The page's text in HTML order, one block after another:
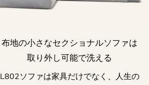
布地の小さなセクショナルソファは
取り外し可能で洗える
L802ソファは家具だけでなく、人生の